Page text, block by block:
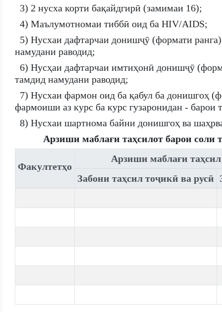
3) 2 нусха корти бақайдгирӣ (замимаи 16);
4) Маълумотномаи тиббӣ оид ба HIV/AIDS;
5) Нусхаи дафтарчаи донишҷӯ (формати
намудани раводид;
6) Нусҳаи дафтарчаи имтиҳонӣ донишҷӯ
тамдид намудани раводид;
7) Нусхаи фармон оид ба қабул ба донишгоҳ
фармоиши аз курс ба курс гузаронидан - барои
8) Нусхаи шартнома байни донишгоҳ ва
Арзиши маблағи таҳсилот барои соли
Факултетҳо
Арзиши маблағи
Забони таҳсил тоҷикӣ ва русӣ